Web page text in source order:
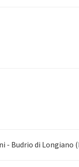
- Budrio di Longiano